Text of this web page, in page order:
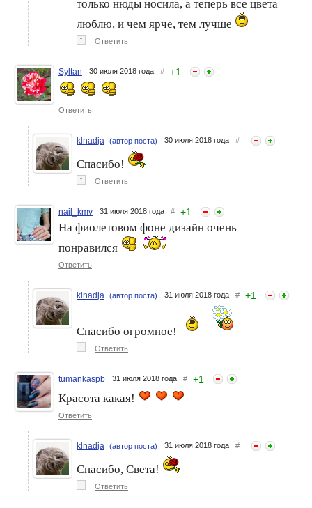
только нюды носила, а теперь все цвета
люблю, и чем ярче, тем лучше
↑ Ответить
Syltan 30 июля 2018 года # +1
Ответить
klnadja (автор поста) 30 июля 2018 года #
Спасибо!
↑ Ответить
nail_kmv 31 июля 2018 года # +1
На фиолетовом фоне дизайн очень
понравился
Ответить
klnadja (автор поста) 31 июля 2018 года # +1
Спасибо огромное!
↑ Ответить
tumankaspb 31 июля 2018 года # +1
Красота какая!
Ответить
klnadja (автор поста) 31 июля 2018 года #
Спасибо, Света!
↑ Ответить